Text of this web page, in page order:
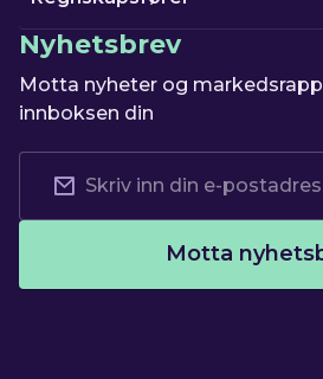
Nyhetsbrev
Motta nyheter og
innboksen din
Motta